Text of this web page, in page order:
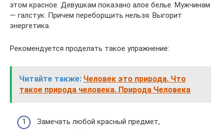
этом красное. Девушкам показано алое белье. Мужчинам
— галстук. Причем переборщить нельзя. Выгорит
энергетика.
Рекомендуется проделать такое упражнение:
Читайте также: Человек это природа. Что
такое природа человека. Природа Человека
Замечать любой красный предмет,